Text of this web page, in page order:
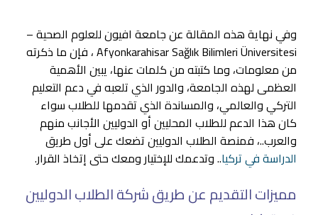
وفي نهاية هذه المقالة عن جامعة افيون للعلوم الصحية –
Afyonkarahisar Sağlık Bilimleri Üniversitesi ، فإن ما ذكرته
من معلومات، وما كتبته من كلمات عنها، يبين الأهمية
العظمى لهذه الجامعة، والدور الذي تلعبه في دعم التعليم
التركي والعالمي، والمساندة الذي تقدمها للطلاب سواء
كان هذا الدعم للطلاب المحليين أو الدوليين الأجانب منهم
والعرب..، فمنصة الطلاب الدوليين تضعك على أول طريق
الدراسة في تركيا.. وتدعمك للإختيار ومعك حتى إتخاذ القرار.
مميزات التقديم عن طريق شركة الطلاب الدوليين